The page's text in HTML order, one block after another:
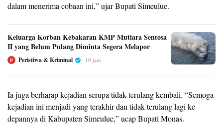
dalam menerima cobaan ini,” ujar Bupati Simeulue.
Keluarga Korban Kebakaran KMP Mutiara Sentosa
II yang Belum Pulang Diminta Segera Melapor
P Peristiwa & Kriminal 10 jam
Ia juga berharap kejadian serupa tidak terulang kembali. “Semoga
kejadian ini menjadi yang terakhir dan tidak terulang lagi ke
depannya di Kabupaten Simeulue,” ucap Bupati Monas.